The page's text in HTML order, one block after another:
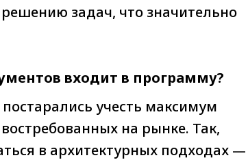
задач, что значительно
входит в программу?
учесть максимум
на рынке. Так,
в архитектурных подходах —